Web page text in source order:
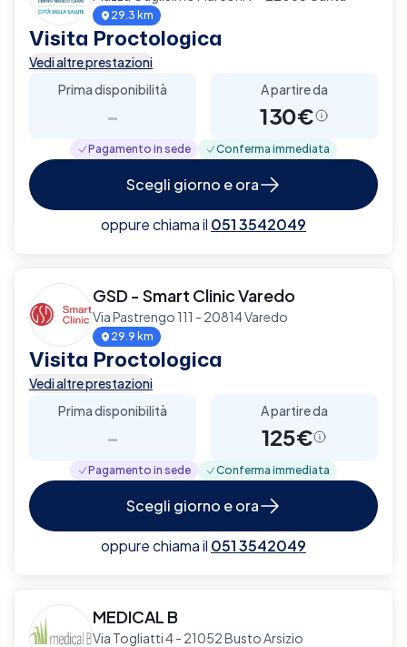
29.3 km
Visita Proctologica
Vedi altre prestazioni
Prima disponibilità
-
A partire da
130€
Pagamento in sede Conferma immediata
Scegli giorno e ora
oppure chiama il 051 3542049
GSD - Smart Clinic Varedo
Via Pastrengo 111 - 20814 Varedo
29.9 km
Visita Proctologica
Vedi altre prestazioni
Prima disponibilità
-
A partire da
125€
Pagamento in sede Conferma immediata
Scegli giorno e ora
oppure chiama il 051 3542049
MEDICAL B
Via Togliatti 4 - 21052 Busto Arsizio